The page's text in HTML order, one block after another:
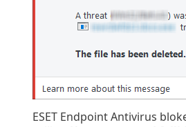
ESET Endpoint Antivirus